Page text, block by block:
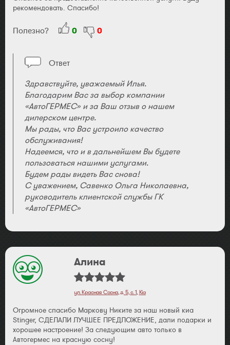
рекомендовать. Спасибо!
Полезно? 0 0
Ответ
Здравствуйте, уважаемый Илья.
Благодарим Вас за выбор компании
«АвтоГЕРМЕС» и за Ваш отзыв о нашем
дилерском центре.
Мы рады, что Вас устроило качество
обслуживания!
Надеемся, что и в дальнейшем Вы будете
пользоваться нашими услугами.
Будем рады видеть Вас снова!
С уважением, Савенко Ольга Николаевна,
руководитель клиентской службы ГК
«АвтоГЕРМЕС»
Алина
ул. Красная Сосна, д. 5, с. 1,Kia
Огромное спасибо Маркову Никите за наш новый киа
Stinger, СДЕЛАЛИ ЛУЧШЕЕ ПРЕДЛОЖЕНИЕ, дали подарки и
хорошее настроение! За следующим авто только в
Автогермес на красную сосну!